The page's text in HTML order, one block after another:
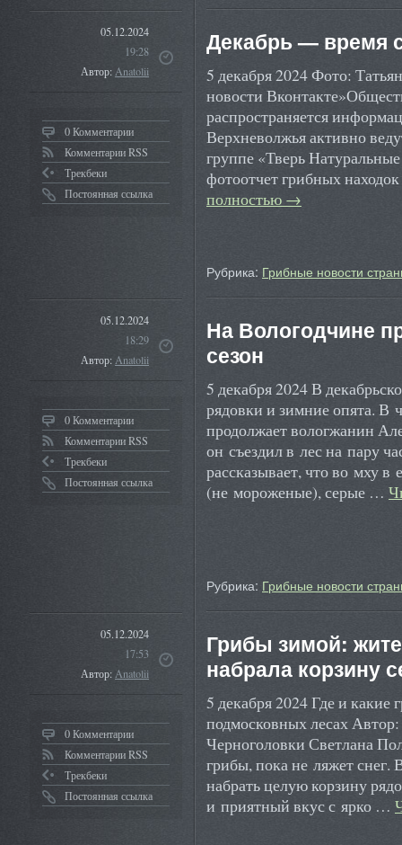
05.12.2024
19:28
Автор:Anatolii
0 Комментарии
Комментарии RSS
Трекбеки
Постоянная ссылка
Декабрь — время
5 декабря 2024 Фото:
новости
распространяется
Верхневолжья активно
группе «Тверь
фотоотчет грибных
полностью →
Рубрика: Грибные новости
05.12.2024
18:29
Автор:Anatolii
0 Комментарии
Комментарии RSS
Трекбеки
Постоянная ссылка
На Вологодчине
сезон
5 декабря 2024 В
рядовки и зимние опята. В
продолжает вологжанин
он съездил в лес на пару
рассказывает, что во мху
(не мороженые), серые …
Рубрика: Грибные новости
05.12.2024
17:53
Автор:Anatolii
0 Комментарии
Комментарии RSS
Трекбеки
Постоянная ссылка
Грибы зимой:
набрала корзину
5 декабря 2024 Где и
подмосковных лесах
Черноголовки Светлана
грибы, пока не ляжет снег.
набрать целую корзину
и приятный вкус с ярко …